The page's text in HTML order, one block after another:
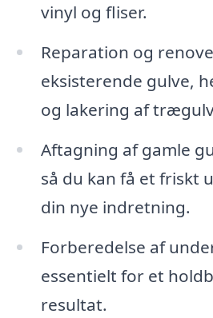
vinyl og fliser.
Reparation og
eksisterende gulve,
og lakering af
Aftagning af gamle
så du kan få et friskt
din nye indretning.
Forberedelse af
essentielt for et
resultat.